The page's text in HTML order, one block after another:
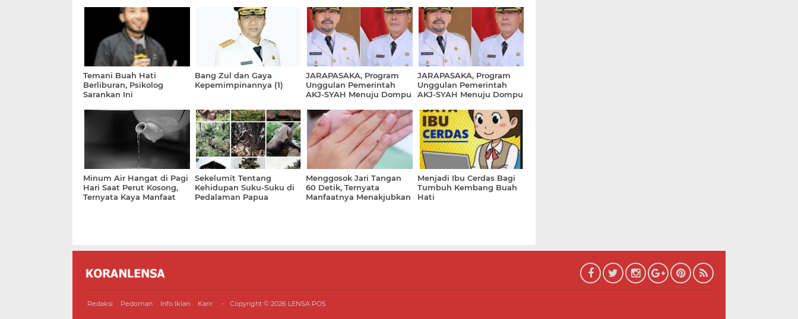
Temani Buah Hati
Berliburan, Psikolog
Sarankan Ini
Bang Zul dan Gaya
Kepemimpinannya (1)
JARAPASAKA, Program
Unggulan Pemerintah
AKJ-SYAH Menuju Dompu
JARAPASAKA, Program
Unggulan Pemerintah
AKJ-SYAH Menuju Dompu
Minum Air Hangat di Pagi
Hari Saat Perut Kosong,
Ternyata Kaya Manfaat
Sekelumit Tentang
Kehidupan Suku-Suku di
Pedalaman Papua
Menggosok Jari Tangan
60 Detik, Ternyata
Manfaatnya Menakjubkan
Menjadi Ibu Cerdas Bagi
Tumbuh Kembang Buah
Hati
Redaksi Pedoman Info Iklan Karir Copyright © 2026 LENSA POS